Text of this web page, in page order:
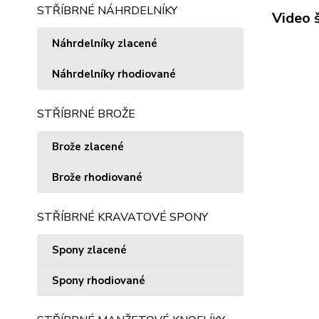
STŘÍBRNÉ NÁHRDELNÍKY
Náhrdelníky zlacené
Náhrdelníky rhodiované
STŘÍBRNÉ BROŽE
Brože zlacené
Brože rhodiované
STŘÍBRNÉ KRAVATOVÉ SPONY
Spony zlacené
Spony rhodiované
Video